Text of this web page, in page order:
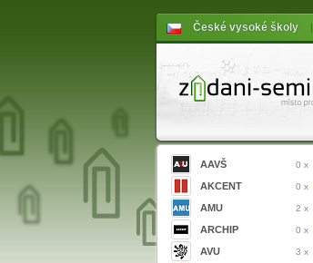
České vysoké školy |
AAVŠ 0 x
AKCENT 0 x
AMU 2 x
ARCHIP 0 x
AVU 3 x